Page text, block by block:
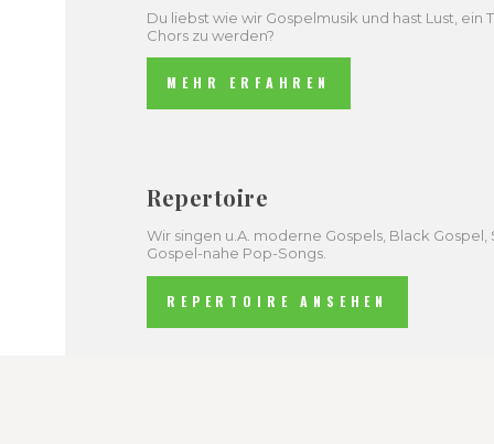
Du liebst wie wir Gospelmusik und hast Lust, ein
Chors zu werden?
MEHR ERFAHREN
Repertoire
Wir singen u.A. moderne Gospels, Black
Gospel-nahe Pop-Songs.
REPERTOIRE ANSEHEN